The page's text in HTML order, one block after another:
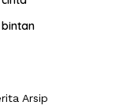
bintan
Arsip